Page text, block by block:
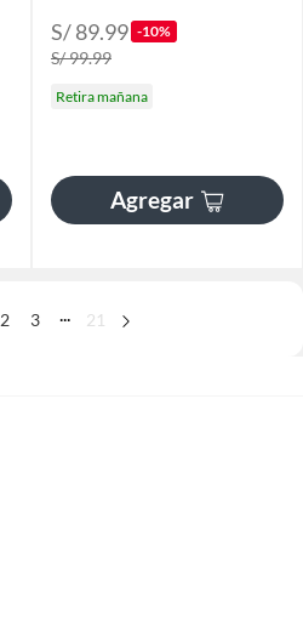
S/ 89.99 -10%
S/ 99.99
Retira mañana
Agregar
2 3 ... 21